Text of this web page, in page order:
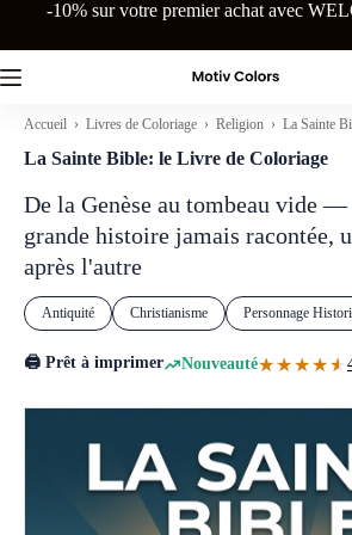
contenu
-10% sur votre premier achat avec
Accueil › Livres de Coloriage › Religion › La Sainte
La Sainte Bible: le Livre de Coloriage
De la Genèse au tombeau vide
grande histoire jamais racontée,
après l'autre
Antiquité Christianisme Personnage
🖨️ Prêt à imprimer Nouveauté★★★★★
★★★★★